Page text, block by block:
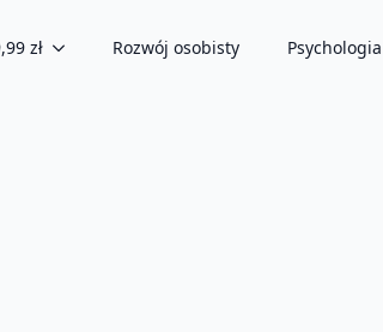
zł Rozwój osobisty Psychologia